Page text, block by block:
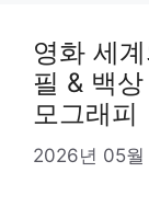
영화 세
필 & 백
모그래피
2026년 05월